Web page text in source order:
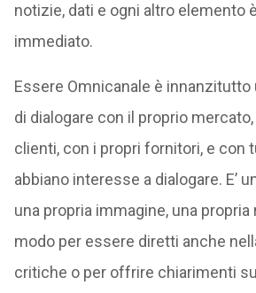
notizie, dati e ogni altro elemento
immediato.
Essere Omnicanale è
di dialogare con il proprio
clienti, con i propri fornitori, e con
abbiano interesse a dialogare. E’
una propria immagine, una propria
modo per essere diretti anche
critiche o per offrire chiarimenti